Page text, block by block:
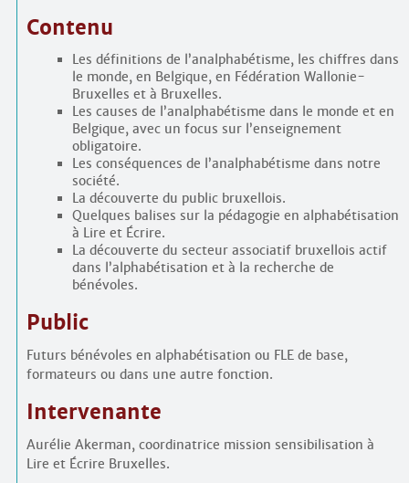
Contenu
Les définitions de l’analphabétisme, les chiffres dans
le monde, en Belgique, en Fédération Wallonie-
Bruxelles et à Bruxelles.
Les causes de l’analphabétisme dans le monde et en
Belgique, avec un focus sur l’enseignement
obligatoire.
Les conséquences de l’analphabétisme dans notre
société.
La découverte du public bruxellois.
Quelques balises sur la pédagogie en alphabétisation
à Lire et Écrire.
La découverte du secteur associatif bruxellois actif
dans l’alphabétisation et à la recherche de
bénévoles.
Public
Futurs bénévoles en alphabétisation ou FLE de base,
formateurs ou dans une autre fonction.
Intervenante
Aurélie Akerman, coordinatrice mission sensibilisation à
Lire et Écrire Bruxelles.